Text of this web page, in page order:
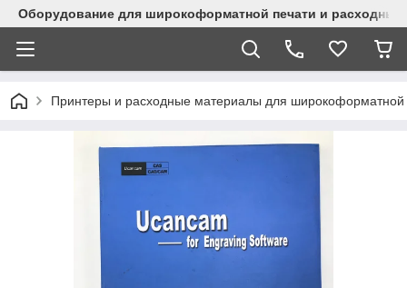
Оборудование для широкоформатной печати и
Принтеры и расходные материалы для широкоформатной